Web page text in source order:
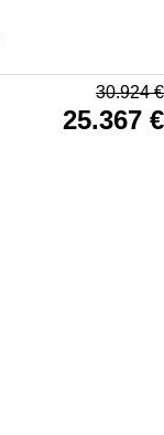
30.924€
25.367 €